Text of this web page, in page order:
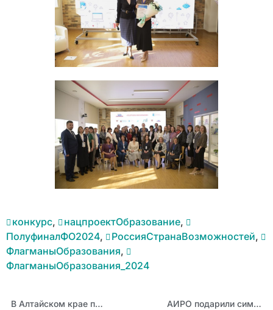
конкурс, нацпроектОбразование,
ПолуфиналФО2024, РоссияСтранаВозможностей,
ФлагманыОбразования,
ФлагманыОбразования_2024
В Алтайском крае проведут мероприятия по семейному просвещению молодежи СПО АИРО подарили символ Национальной родительской ассоциации